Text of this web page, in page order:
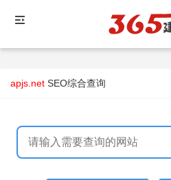
apjs.net SEO综合查询